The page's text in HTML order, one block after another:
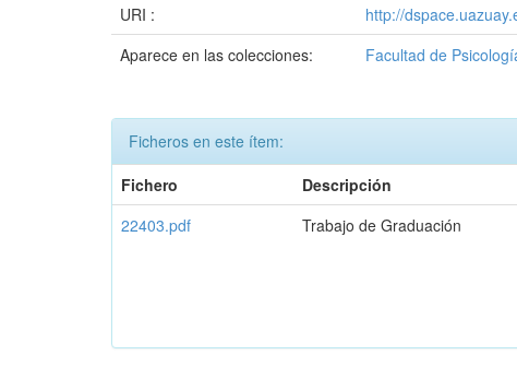
URI :
http://
Aparece en las colecciones:
Facultad de
Ficheros en este ítem:
Fichero
Descripción
22403.pdf
Trabajo de Graduación